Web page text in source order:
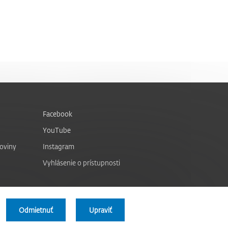
Odmietnuť Upraviť
Facebook
YouTube
Instagram
Vyhlásenie o prístupnosti